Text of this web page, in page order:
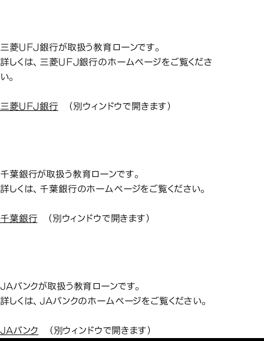
三菱ＵＦＪ銀行の教育ローン
三菱ＵＦＪ銀行が取扱う教育ローンです。
詳しくは、三菱ＵＦＪ銀行のホームページをご覧くださ
い。
三菱ＵＦＪ銀行 （別ウィンドウで開きます）
千葉銀行の教育ローン
千葉銀行が取扱う教育ローンです。
詳しくは、千葉銀行のホームページをご覧ください。
千葉銀行 （別ウィンドウで開きます）
JAバンクの教育ローン
JAバンクが取扱う教育ローンです。
詳しくは、JAバンクのホームページをご覧ください。
JAバンク （別ウィンドウで開きます）